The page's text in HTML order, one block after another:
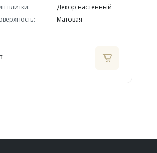
плитки:
Декор настенный
Матовая